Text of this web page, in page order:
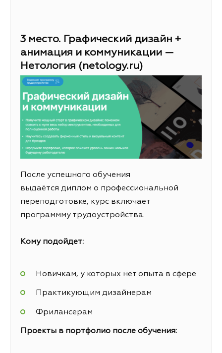
3 место. Графический дизайн +
анимация и коммуникации —
Нетология (netology.ru)
После успешного обучения
выдаётся диплом о профессиональной
переподготовке, курс включает
программму трудоустройства.
Кому подойдет:
Новичкам, у которых нет опыта в сфере
Практикующим дизайнерам
Фрилансерам
Проекты в портфолио после обучения: